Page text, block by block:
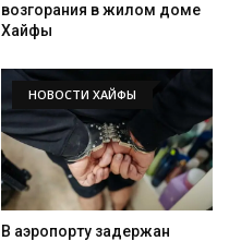
Искать
возгорания в жилом доме
Хайфы
НОВОСТИ ХАЙФЫ
В аэропорту задержан